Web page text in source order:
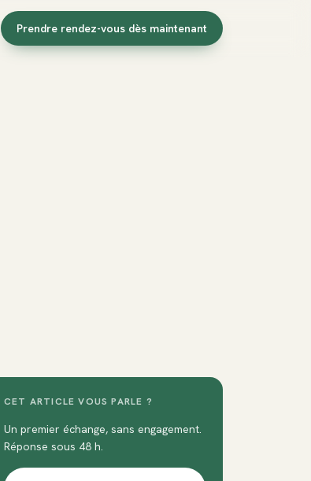
Prendre rendez-vous dès maintenant
CET ARTICLE VOUS PARLE ?
Un premier échange, sans engagement.
Réponse sous 48 h.